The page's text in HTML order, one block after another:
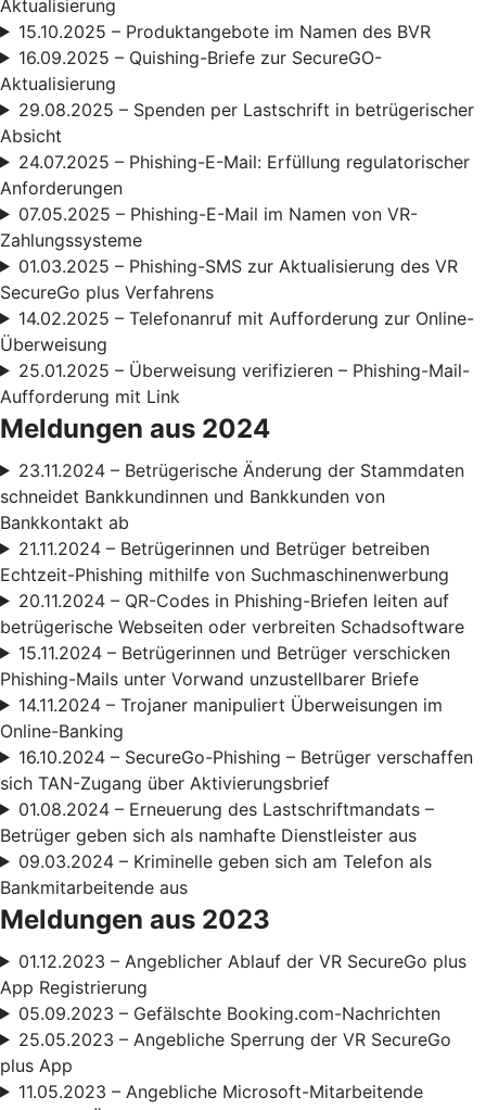
Aktualisierung
15.10.2025 – Produktangebote im Namen des BVR
16.09.2025 – Quishing-Briefe zur SecureGO-
Aktualisierung
29.08.2025 – Spenden per Lastschrift in betrügerischer
Absicht
24.07.2025 – Phishing-E-Mail: Erfüllung regulatorischer
Anforderungen
07.05.2025 – Phishing-E-Mail im Namen von VR-
Zahlungssysteme
01.03.2025 – Phishing-SMS zur Aktualisierung des VR
SecureGo plus Verfahrens
14.02.2025 – Telefonanruf mit Aufforderung zur Online-
Überweisung
25.01.2025 – Überweisung verifizieren – Phishing-Mail-
Aufforderung mit Link
Meldungen aus 2024
23.11.2024 – Betrügerische Änderung der Stammdaten
schneidet Bankkundinnen und Bankkunden von
Bankkontakt ab
21.11.2024 – Betrügerinnen und Betrüger betreiben
Echtzeit-Phishing mithilfe von Suchmaschinenwerbung
20.11.2024 – QR-Codes in Phishing-Briefen leiten auf
betrügerische Webseiten oder verbreiten Schadsoftware
15.11.2024 – Betrügerinnen und Betrüger verschicken
Phishing-Mails unter Vorwand unzustellbarer Briefe
14.11.2024 – Trojaner manipuliert Überweisungen im
Online-Banking
16.10.2024 – SecureGo-Phishing – Betrüger verschaffen
sich TAN-Zugang über Aktivierungsbrief
01.08.2024 – Erneuerung des Lastschriftmandats –
Betrüger geben sich als namhafte Dienstleister aus
09.03.2024 – Kriminelle geben sich am Telefon als
Bankmitarbeitende aus
Meldungen aus 2023
01.12.2023 – Angeblicher Ablauf der VR SecureGo plus
App Registrierung
05.09.2023 – Gefälschte Booking.com-Nachrichten
25.05.2023 – Angebliche Sperrung der VR SecureGo
plus App
11.05.2023 – Angebliche Microsoft-Mitarbeitende